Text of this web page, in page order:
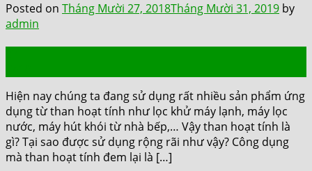
Posted on Tháng Mười 27, 2018Tháng Mười 31, 2019 by
admin
Hiện nay chúng ta đang sử dụng rất nhiều sản phẩm ứng
dụng từ than hoạt tính như lọc khử máy lạnh, máy lọc
nước, máy hút khói từ nhà bếp,… Vậy than hoạt tính là
gì? Tại sao được sử dụng rộng rãi như vậy? Công dụng
mà than hoạt tính đem lại là […]